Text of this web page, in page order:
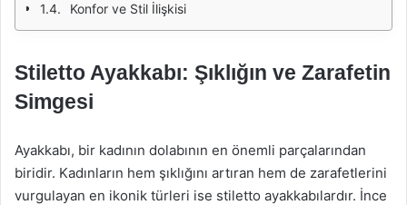
Konfor ve Stil İlişkisi
Stiletto Ayakkabı: Şıklığın ve Zarafetin
Simgesi
Ayakkabı, bir kadının dolabının en önemli parçalarından
biridir. Kadınların hem şıklığını artıran hem de zarafetlerini
vurgulayan en ikonik türleri ise stiletto ayakkabılardır. İnce